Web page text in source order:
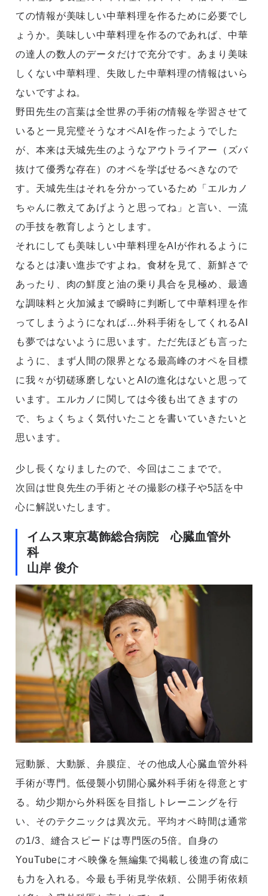
ての情報が美味しい中華料理を作るために必要でし
ょうか。美味しい中華料理を作るのであれば、中華
の達人の数人のデータだけで充分です。あまり美味
しくない中華料理、失敗した中華料理の情報はいら
ないですよね。
野田先生の言葉は全世界の手術の情報を学習させて
いると一見完璧そうなオペAIを作ったようでした
が、本来は天城先生のようなアウトライアー（ズバ
抜けて優秀な存在）のオペを学ばせるべきなので
す。天城先生はそれを分かっているため「エルカノ
ちゃんに教えてあげようと思ってね」と言い、一流
の手技を教育しようとします。
それにしても美味しい中華料理をAIが作れるように
なるとは凄い進歩ですよね。食材を見て、新鮮さで
あったり、肉の鮮度と油の乗り具合を見極め、最適
な調味料と火加減まで瞬時に判断して中華料理を作
ってしまうようになれば…外科手術をしてくれるAI
も夢ではないように思います。ただ先ほども言った
ように、まず人間の限界となる最高峰のオペを目標
に我々が切磋琢磨しないとAIの進化はないと思って
います。エルカノに関しては今後も出てきますの
で、ちょくちょく気付いたことを書いていきたいと
思います。
少し長くなりましたので、今回はここまでで。
次回は世良先生の手術とその撮影の様子や5話を中
心に解説いたします。
イムス東京葛飾総合病院 心臓血管外
科
山岸 俊介
冠動脈、大動脈、弁膜症、その他成人心臓血管外科
手術が専門。低侵襲小切開心臓外科手術を得意とす
る。幼少期から外科医を目指しトレーニングを行
い、そのテクニックは異次元。平均オペ時間は通常
の1/3、縫合スピードは専門医の5倍。自身の
YouTubeにオペ映像を無編集で掲載し後進の育成に
も力を入れる。今最も手術見学依頼、公開手術依頼